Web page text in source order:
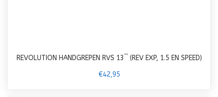
REVOLUTION HANDGREPEN RVS 13`` (REV EXP, 1.5 EN SPEED)
€42,95